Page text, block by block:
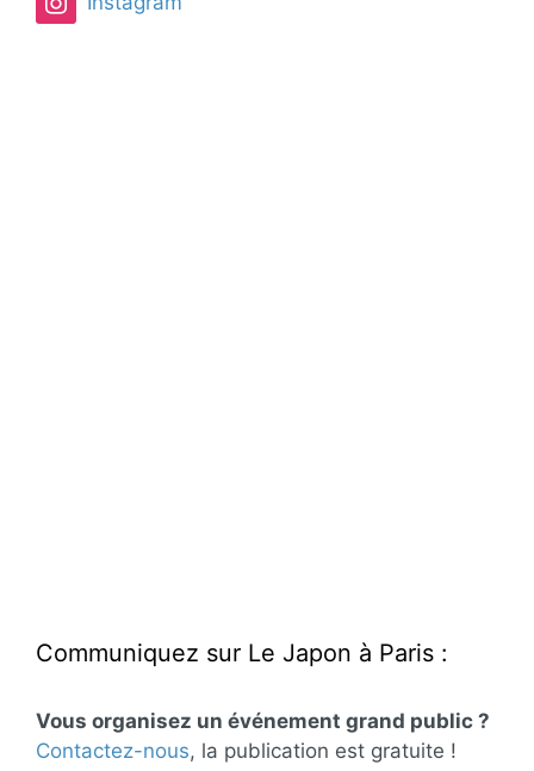
Communiquez sur Le Japon à Paris :
Vous organisez un événement grand public ?
Contactez-nous, la publication est gratuite !